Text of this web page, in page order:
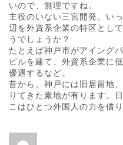
いので、無理ですね。
主役のいない三宮開発。い
辺を外資系企業の特区とし
うでしょうか？
たとえば神戸市がアイング
ビルを建て、外資系企業に
優遇するなど。
昔から、神戸には旧居留地
りてきた素地が有ります。
こはひとつ外国人の力を借